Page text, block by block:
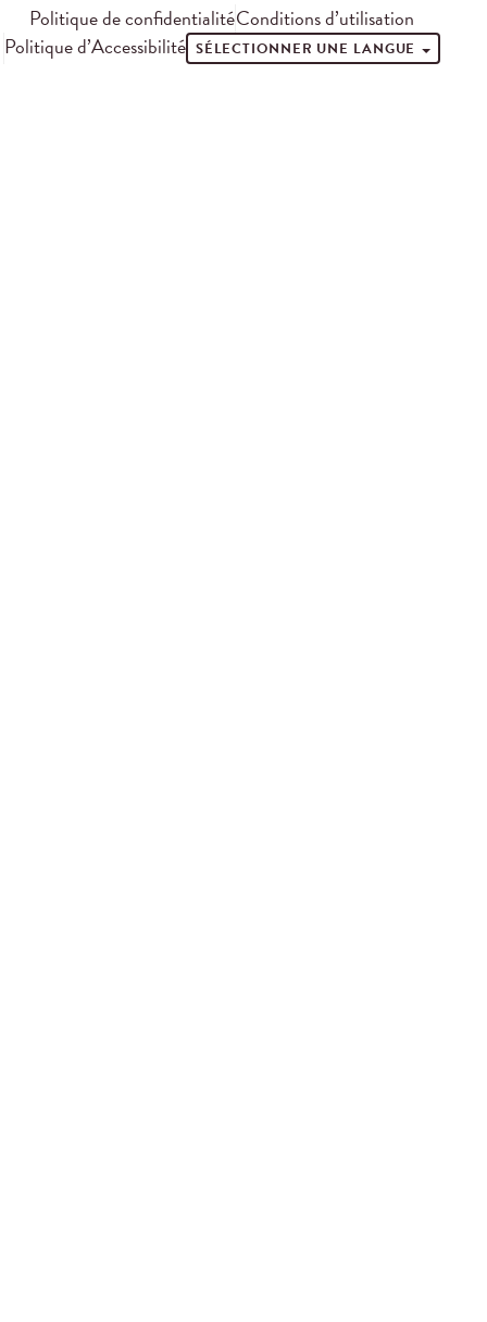
Politique de confidentialitéConditions d’utilisation
Politique d’Accessibilité SÉLECTIONNER UNE LANGUE